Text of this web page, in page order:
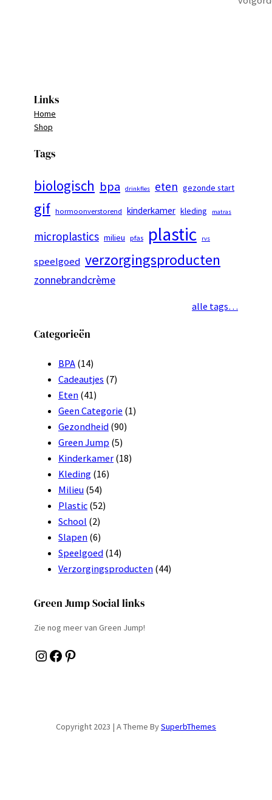
Links
Home
Shop
Tags
biologisch bpa drinkfles eten gezonde start
gif hormoonverstorend kinderkamer kleding matras
microplastics milieu pfas plastic rvs
speelgoed verzorgingsproducten
zonnebrandcrème
alle tags…
Categorieën
BPA (14)
Cadeautjes (7)
Eten (41)
Geen Categorie (1)
Gezondheid (90)
Green Jump (5)
Kinderkamer (18)
Kleding (16)
Milieu (54)
Plastic (52)
School (2)
Slapen (6)
Speelgoed (14)
Verzorgingsproducten (44)
Green Jump Social links
Zie nog meer van Green Jump!
Instagram Facebook Pinterest
Copyright 2023 | A Theme BySuperbThemes